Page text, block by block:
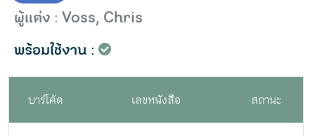
ผู้แต่ง : Voss, Chris
พร้อมใช้งาน :
บาร์โค้ด เลขหนังสือ สถานะ